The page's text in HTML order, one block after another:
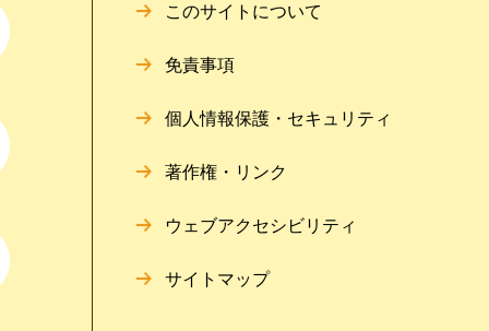
このサイトについて
免責事項
個人情報保護・セキュリティ
著作権・リンク
ウェブアクセシビリティ
サイトマップ